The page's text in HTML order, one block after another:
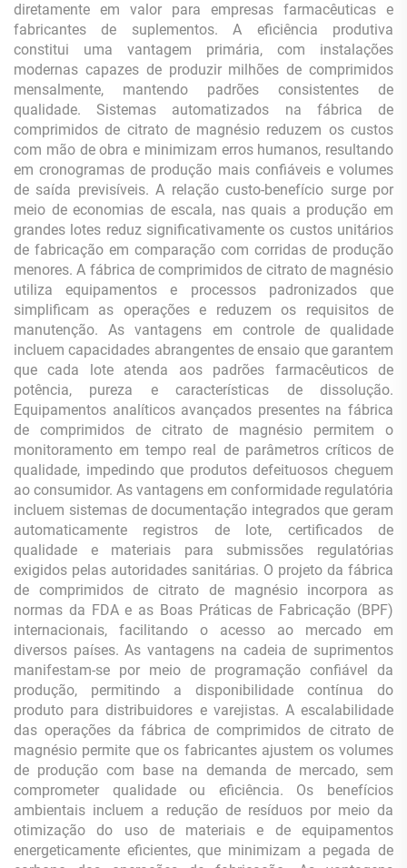
diretamente em valor para empresas farmacêuticas e
fabricantes de suplementos. A eficiência produtiva
constitui uma vantagem primária, com instalações
modernas capazes de produzir milhões de comprimidos
mensalmente, mantendo padrões consistentes de
qualidade. Sistemas automatizados na fábrica de
comprimidos de citrato de magnésio reduzem os custos
com mão de obra e minimizam erros humanos, resultando
em cronogramas de produção mais confiáveis e volumes
de saída previsíveis. A relação custo-benefício surge por
meio de economias de escala, nas quais a produção em
grandes lotes reduz significativamente os custos unitários
de fabricação em comparação com corridas de produção
menores. A fábrica de comprimidos de citrato de magnésio
utiliza equipamentos e processos padronizados que
simplificam as operações e reduzem os requisitos de
manutenção. As vantagens em controle de qualidade
incluem capacidades abrangentes de ensaio que garantem
que cada lote atenda aos padrões farmacêuticos de
potência, pureza e características de dissolução.
Equipamentos analíticos avançados presentes na fábrica
de comprimidos de citrato de magnésio permitem o
monitoramento em tempo real de parâmetros críticos de
qualidade, impedindo que produtos defeituosos cheguem
ao consumidor. As vantagens em conformidade regulatória
incluem sistemas de documentação integrados que geram
automaticamente registros de lote, certificados de
qualidade e materiais para submissões regulatórias
exigidos pelas autoridades sanitárias. O projeto da fábrica
de comprimidos de citrato de magnésio incorpora as
normas da FDA e as Boas Práticas de Fabricação (BPF)
internacionais, facilitando o acesso ao mercado em
diversos países. As vantagens na cadeia de suprimentos
manifestam-se por meio de programação confiável da
produção, permitindo a disponibilidade contínua do
produto para distribuidores e varejistas. A escalabilidade
das operações da fábrica de comprimidos de citrato de
magnésio permite que os fabricantes ajustem os volumes
de produção com base na demanda de mercado, sem
comprometer qualidade ou eficiência. Os benefícios
ambientais incluem a redução de resíduos por meio da
otimização do uso de materiais e de equipamentos
energeticamente eficientes, que minimizam a pegada de